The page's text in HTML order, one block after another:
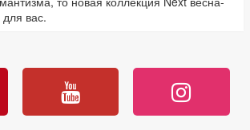
вас.